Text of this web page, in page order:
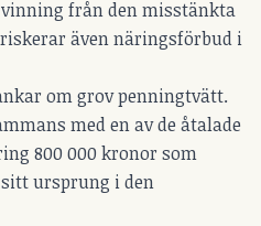
från den misstänkta
även näringsförbud i
om grov penningtvätt.
med en av de åtalade
800 000 kronor som
ursprung i den